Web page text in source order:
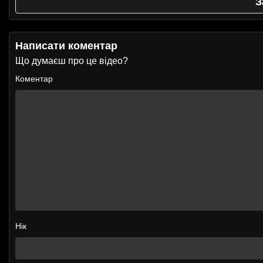
Написати коментар
Що думаєш про це відео?
Коментар
Нік